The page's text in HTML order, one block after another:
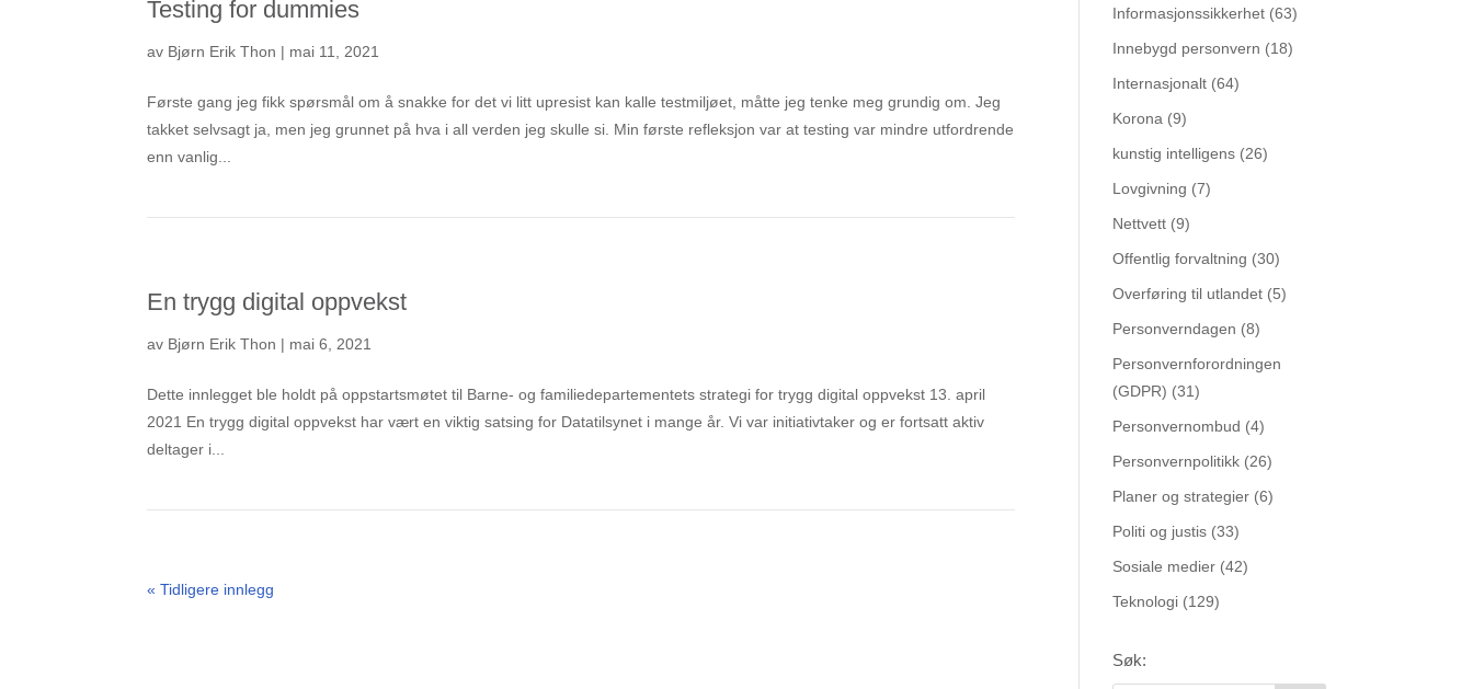
Testing for dummies
av Bjørn Erik Thon | mai 11, 2021
Første gang jeg fikk spørsmål om å snakke for det vi litt upresist kan kalle testmiljøet, måtte jeg tenke meg grundig om. Jeg
takket selvsagt ja, men jeg grunnet på hva i all verden jeg skulle si. Min første refleksjon var at testing var mindre utfordrende
enn vanlig...
En trygg digital oppvekst
av Bjørn Erik Thon | mai 6, 2021
Dette innlegget ble holdt på oppstartsmøtet til Barne- og familiedepartementets strategi for trygg digital oppvekst 13. april
2021 En trygg digital oppvekst har vært en viktig satsing for Datatilsynet i mange år. Vi var initiativtaker og er fortsatt aktiv
deltager i...
« Tidligere innlegg
Informasjonssikkerhet (63)
Innebygd personvern (18)
Internasjonalt (64)
Korona (9)
kunstig intelligens (26)
Lovgivning (7)
Nettvett (9)
Offentlig forvaltning (30)
Overføring til utlandet (5)
Personverndagen (8)
Personvernforordningen
(GDPR) (31)
Personvernombud (4)
Personvernpolitikk (26)
Planer og strategier (6)
Politi og justis (33)
Sosiale medier (42)
Teknologi (129)
Søk: